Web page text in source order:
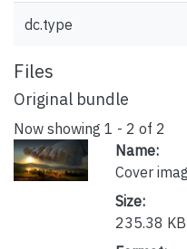
dc.type
Files
Original bundle
Now showing 1 - 2 of 2
Name:
Cover
Size:
235.38 KB